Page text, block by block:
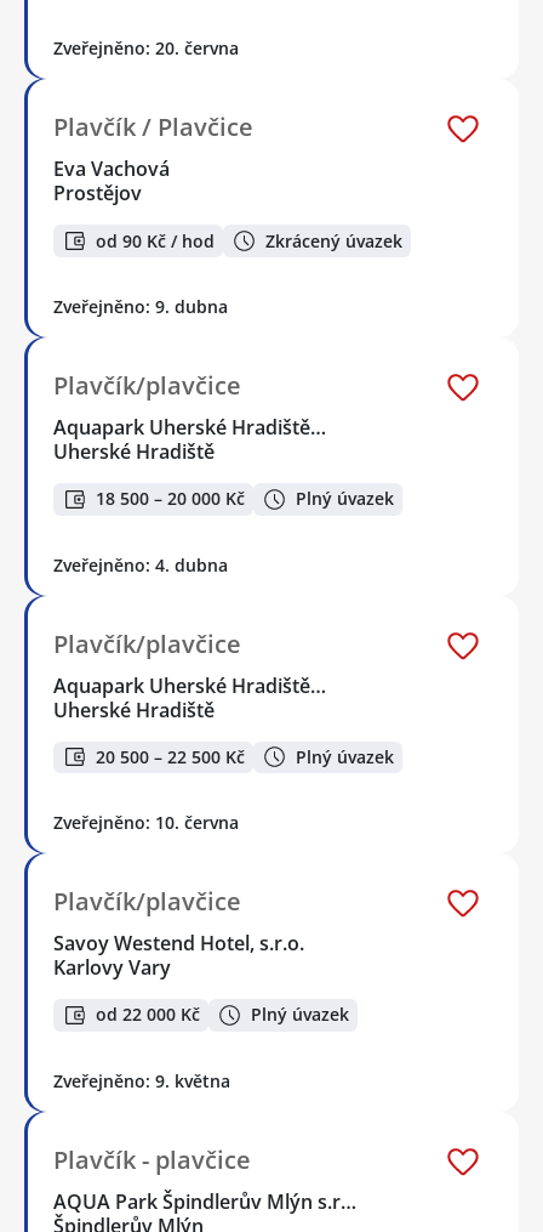
Zveřejněno: 20. června
Plavčík / Plavčice
Eva Vachová
Prostějov
od 90 Kč / hod Zkrácený úvazek
Zveřejněno: 9. dubna
Plavčík/plavčice
Aquapark Uherské Hradiště…
Uherské Hradiště
18 500 – 20 000 Kč Plný úvazek
Zveřejněno: 4. dubna
Plavčík/plavčice
Aquapark Uherské Hradiště…
Uherské Hradiště
20 500 – 22 500 Kč Plný úvazek
Zveřejněno: 10. června
Plavčík/plavčice
Savoy Westend Hotel, s.r.o.
Karlovy Vary
od 22 000 Kč Plný úvazek
Zveřejněno: 9. května
Plavčík - plavčice
AQUA Park Špindlerův Mlýn s.r…
Špindlerův Mlýn